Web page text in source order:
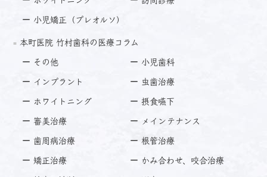
小児矯正（プレオルソ）
本町医院 竹村歯科の医療コラム
その他 小児歯科
インプラント 虫歯治療
ホワイトニング 摂食嚥下
審美治療 メインテナンス
歯周病治療 根管治療
矯正治療 かみ合わせ、咬合治療